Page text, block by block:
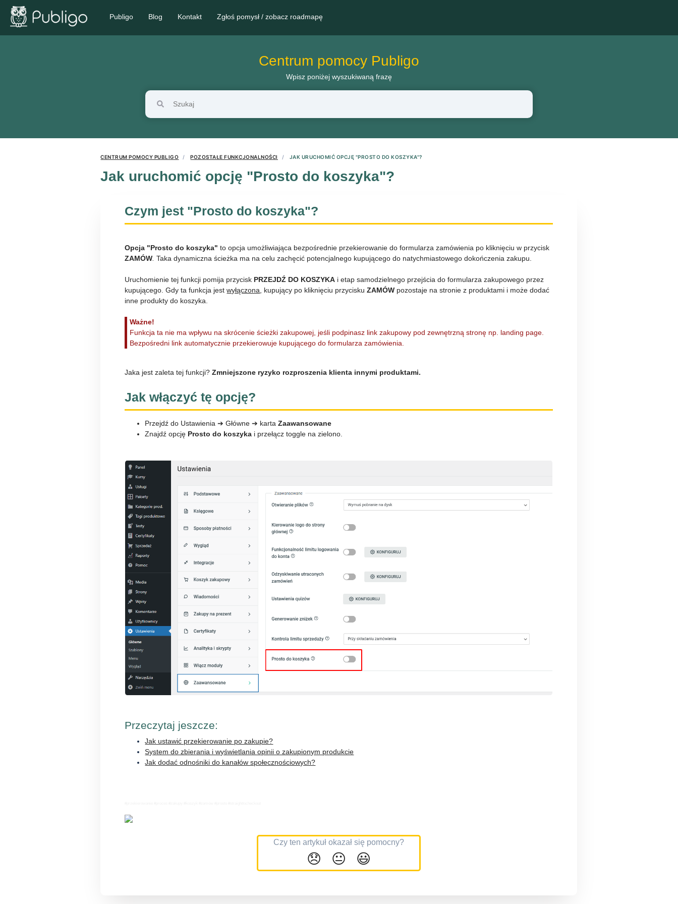
Publigo Blog Kontakt Zgłoś pomysł / zobacz roadmapę
Centrum pomocy Publigo
Wpisz poniżej wyszukiwaną frazę
CENTRUM POMOCY PUBLIGO POZOSTAŁE FUNKCJONALNOŚCI JAK URUCHOMIĆ OPCJĘ "PROSTO DO KOSZYKA"?
Jak uruchomić opcję "Prosto do koszyka"?
Czym jest "Prosto do koszyka"?
Opcja "Prosto do koszyka" to opcja umożliwiająca bezpośrednie przekierowanie do formularza zamówienia po kliknięciu w przycisk
ZAMÓW .Taka dynamiczna ścieżka ma na celu zachęcić potencjalnego kupującego do natychmiastowego dokończenia zakupu.
Uruchomienie tej funkcji pomija przycisk PRZEJDŹ DO KOSZYKA i etap samodzielnego przejścia do formularza zakupowego przez
kupującego. Gdy ta funkcja jestwyłączona , kupujący po kliknięciu przyciskuZAMÓW pozostaje na stronie z produktami i może dodać
inne produkty do koszyka.
Ważne!
Funkcja ta nie ma wpływu na skrócenie ścieżki zakupowej, jeśli podpinasz link zakupowy pod zewnętrzną stronę np. landing page.
Bezpośredni link automatycznie przekierowuje kupującego do formularza zamówienia.
Jaka jest zaleta tej funkcji?Zmniejszone ryzyko rozproszenia klienta innymi produktami.
Jak włączyć tę opcję?
Przejdź do Ustawienia ➔ Główne ➔ kartaZaawansowane
Znajdź opcję Prosto do koszyka i przełącz toggle na zielono.
Przeczytaj jeszcze:
Jak ustawić przekierowanie po zakupie?
System do zbierania i wyświetlania opinii o zakupionym produkcie
Jak dodać odnośniki do kanałów społecznościowych?
Czy ten artykuł okazał się pomocny?
😞 😐 😃